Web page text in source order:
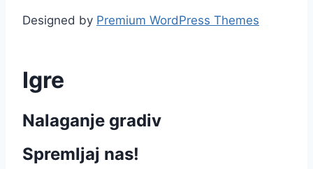
Designed by Premium WordPress Themes
Igre
Nalaganje gradiv
Spremljaj nas!